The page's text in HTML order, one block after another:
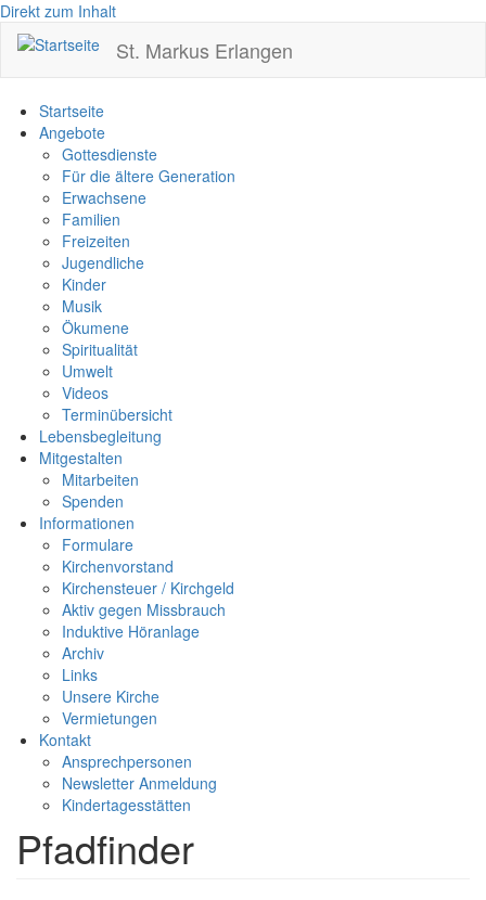
Direkt zum Inhalt
St. Markus Erlangen
Startseite
Angebote
Gottesdienste
Für die ältere Generation
Erwachsene
Familien
Freizeiten
Jugendliche
Kinder
Musik
Ökumene
Spiritualität
Umwelt
Videos
Terminübersicht
Lebensbegleitung
Mitgestalten
Mitarbeiten
Spenden
Informationen
Formulare
Kirchenvorstand
Kirchensteuer / Kirchgeld
Aktiv gegen Missbrauch
Induktive Höranlage
Archiv
Links
Unsere Kirche
Vermietungen
Kontakt
Ansprechpersonen
Newsletter Anmeldung
Kindertagesstätten
Pfadfinder